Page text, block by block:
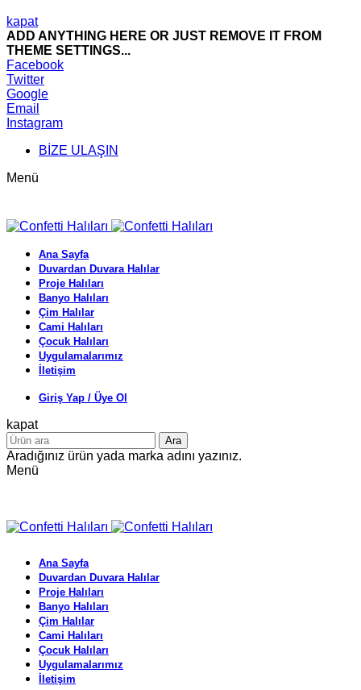
kapat
ADD ANYTHING HERE OR JUST REMOVE IT FROM
THEME SETTINGS...
Facebook
Twitter
Google
Email
Instagram
BİZE ULAŞIN
Menü
Ana Sayfa
Duvardan Duvara Halılar
Proje Halıları
Banyo Halıları
Çim Halılar
Cami Halıları
Çocuk Halıları
Uygulamalarımız
İletişim
Giriş Yap / Üye Ol
kapat
Ara
Aradığınız ürün yada marka adını yazınız.
Menü
Ana Sayfa
Duvardan Duvara Halılar
Proje Halıları
Banyo Halıları
Çim Halılar
Cami Halıları
Çocuk Halıları
Uygulamalarımız
İletişim